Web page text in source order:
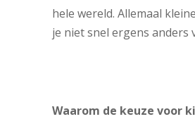
hele wereld. Allemaal
je niet snel ergens anders
Waarom de keuze voor